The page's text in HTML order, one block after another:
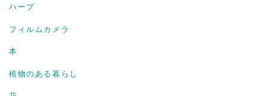
ハーブ
フィルムカメラ
本
植物のある暮らし